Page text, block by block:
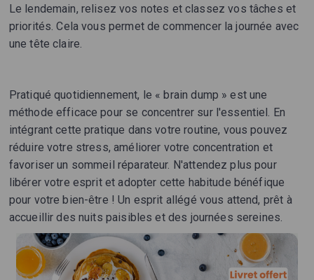
Le lendemain, relisez vos notes et classez vos tâches et
priorités. Cela vous permet de commencer la journée avec
une tête claire.
Pratiqué quotidiennement, le « brain dump » est une
méthode efficace pour se concentrer sur l'essentiel. En
intégrant cette pratique dans votre routine, vous pouvez
réduire votre stress, améliorer votre concentration et
favoriser un sommeil réparateur. N'attendez plus pour
libérer votre esprit et adopter cette habitude bénéfique
pour votre bien-être ! Un esprit allégé vous attend, prêt à
accueillir des nuits paisibles et des journées sereines.